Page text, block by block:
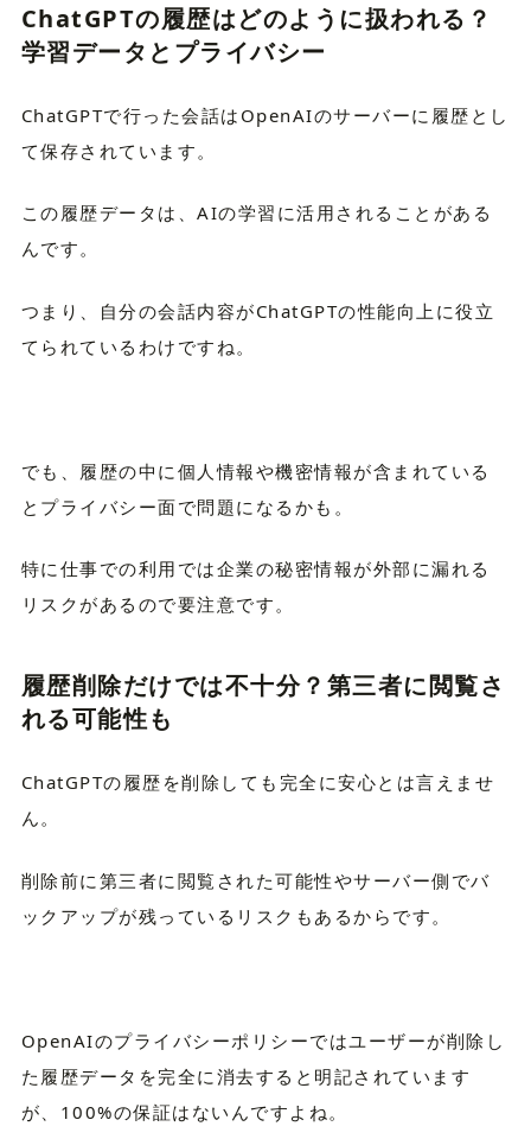
ChatGPTの履歴はどのように扱われる？
学習データとプライバシー
ChatGPTで行った会話はOpenAIのサーバーに履歴とし
て保存されています。
この履歴データは、AIの学習に活用されることがある
んです。
つまり、自分の会話内容がChatGPTの性能向上に役立
てられているわけですね。
でも、履歴の中に個人情報や機密情報が含まれている
とプライバシー面で問題になるかも。
特に仕事での利用では企業の秘密情報が外部に漏れる
リスクがあるので要注意です。
履歴削除だけでは不十分？第三者に閲覧さ
れる可能性も
ChatGPTの履歴を削除しても完全に安心とは言えませ
ん。
削除前に第三者に閲覧された可能性やサーバー側でバ
ックアップが残っているリスクもあるからです。
OpenAIのプライバシーポリシーではユーザーが削除し
た履歴データを完全に消去すると明記されています
が、100%の保証はないんですよね。